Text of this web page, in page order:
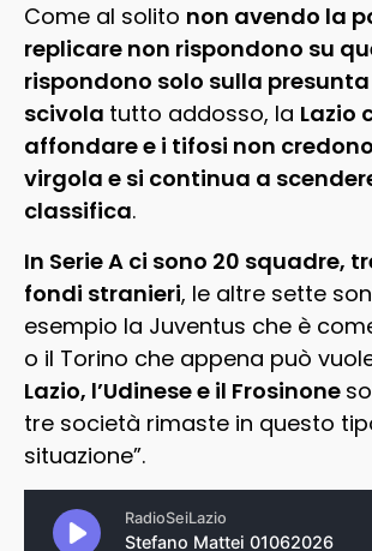
Come al solito non avendo la
replicare non rispondono su
rispondono solo sulla
scivola tutto addosso, la Lazio
affondare e i tifosi non
virgola e si continua a
classifica.
In Serie A ci sono 20 squadre,
fondi stranieri, le altre sette
esempio la Juventus che è
o il Torino che appena può
Lazio, l’Udinese e il Frosinone
tre società rimaste in questo
situazione”.